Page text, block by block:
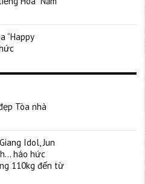
“Happy
Tòa nhà
Idol, Jun
háo hức
110kg đến từ